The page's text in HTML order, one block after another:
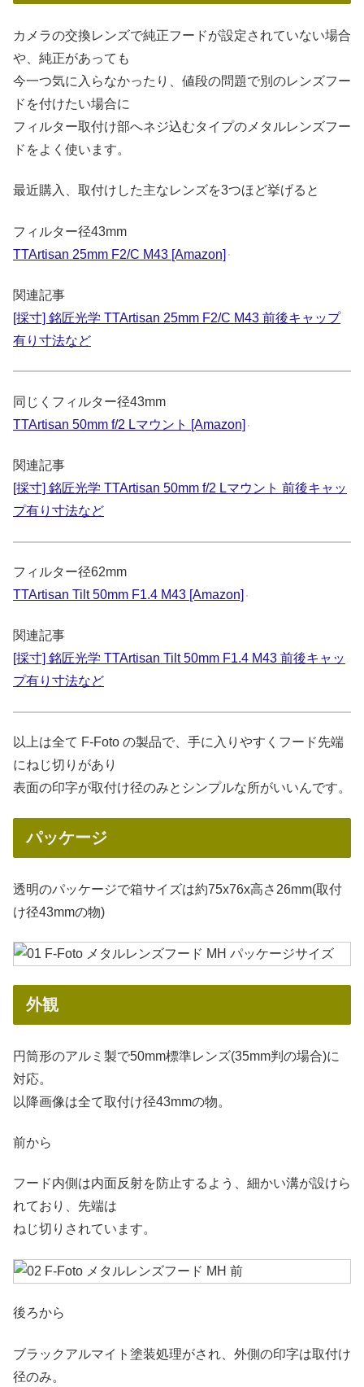
カメラの交換レンズで純正フードが設定されていない場合
や、純正があっても
今一つ気に入らなかったり、値段の問題で別のレンズフー
ドを付けたい場合に
フィルター取付け部へネジ込むタイプのメタルレンズフー
ドをよく使います。
最近購入、取付けした主なレンズを3つほど挙げると
フィルター径43mm
TTArtisan 25mm F2/C M43 [Amazon]
関連記事
[採寸] 銘匠光学 TTArtisan 25mm F2/C M43 前後キャップ
有り寸法など
同じくフィルター径43mm
TTArtisan 50mm f/2 Lマウント [Amazon]
関連記事
[採寸] 銘匠光学 TTArtisan 50mm f/2 Lマウント 前後キャッ
プ有り寸法など
フィルター径62mm
TTArtisan Tilt 50mm F1.4 M43 [Amazon]
関連記事
[採寸] 銘匠光学 TTArtisan Tilt 50mm F1.4 M43 前後キャッ
プ有り寸法など
以上は全て F-Foto の製品で、手に入りやすくフード先端
にねじ切りがあり
表面の印字が取付け径のみとシンプルな所がいいんです。
パッケージ
透明のパッケージで箱サイズは約75x76x高さ26mm(取付
け径43mmの物)
外観
円筒形のアルミ製で50mm標準レンズ(35mm判の場合)に
対応。
以降画像は全て取付け径43mmの物。
前から
フード内側は内面反射を防止するよう、細かい溝が設けら
れており、先端は
ねじ切りされています。
後ろから
ブラックアルマイト塗装処理がされ、外側の印字は取付け
径のみ。